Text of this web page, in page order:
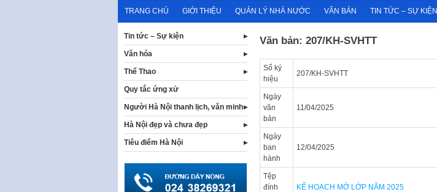
TRANG CHỦ GIỚI THIỆU QUẢN LÝ NHÀ NƯỚC VĂN BẢN TIN TỨC – SỰ KIỆN
Văn bản: 207/KH-SVHTT
Số ký
hiệu
207/KH-SVHTT
Ngày
văn
bản
11/04/2025
Ngày
ban
hành
12/04/2025
Tệp
đính
KẾ HOẠCH MỞ LỚP NĂM 2025
Tin tức – Sự kiện
Văn hóa
Thể Thao
Quy tắc ứng xử
Người Hà Nội thanh lịch, văn minh
Hà Nội đẹp và chưa đẹp
Tiêu điểm Hà Nội